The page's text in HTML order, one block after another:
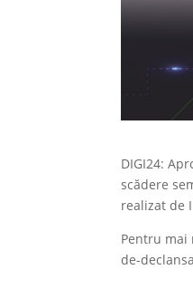
DIGI24:
scădere
realizat de
Pentru
de-